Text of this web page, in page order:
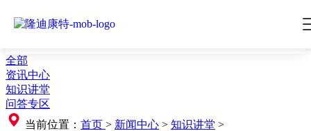
全部
资讯中心
知识讲堂
问答专区
当前位置： 首页 > 新闻中心 > 知识讲堂 >